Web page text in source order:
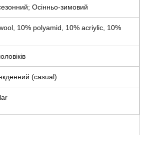
Осінньо-зимовий
10% polyamid, 10% acriylic, 10%
(casual)